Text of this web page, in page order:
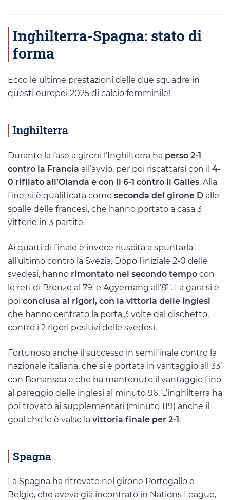
Inghilterra-Spagna: stato di
forma
Ecco le ultime prestazioni delle due squadre in
questi europei 2025 di calcio femminile!
Inghilterra
Durante la fase a gironi l’Inghilterra ha perso 2-1
contro la Francia all’avvio, per poi riscattarsi con il 4-
0 rifilato all’Olanda e con il 6-1 contro il Galles. Alla
fine, si è qualificata come seconda del girone D alle
spalle delle francesi, che hanno portato a casa 3
vittorie in 3 partite.
Ai quarti di finale è invece riuscita a spuntarla
all’ultimo contro la Svezia. Dopo l’iniziale 2-0 delle
svedesi, hanno rimontato nel secondo tempo con
le reti di Bronze al 79’ e Agyemang all’81’. La gara si è
poi conclusa ai rigori, con la vittoria delle inglesi
che hanno centrato la porta 3 volte dal dischetto,
contro i 2 rigori positivi delle svedesi.
Fortunoso anche il successo in semifinale contro la
nazionale italiana, che si è portata in vantaggio all 33’
con Bonansea e che ha mantenuto il vantaggio fino
al pareggio delle inglesi al minuto 96. L’inghilterra ha
poi trovato ai supplementari (minuto 119) anche il
goal che le è valso la vittoria finale per 2-1.
Spagna
La Spagna ha ritrovato nel girone Portogallo e
Belgio, che aveva già incontrato in Nations League,